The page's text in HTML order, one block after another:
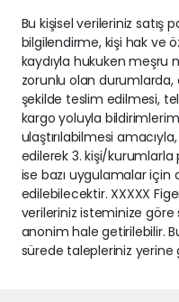
Bu kişisel verileriniz satış
bilgilendirme, kişi hak ve
kaydıyla hukuken
zorunlu olan durumlarda,
şekilde teslim edilmesi,
kargo yoluyla
ulaştırılabilmesi
edilerek 3. kişi/kurumlarla
ise bazı uygulamalar için
edilebilecektir. XXXXX
verileriniz isteminize göre
anonim hale getirilebilir.
sürede talepleriniz yerine